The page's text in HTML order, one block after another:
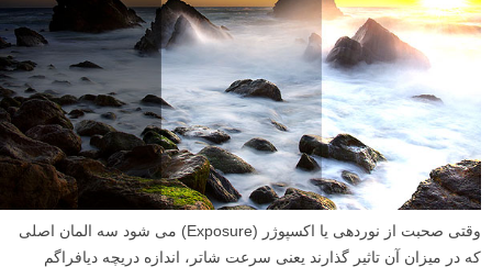
وقتی صحبت از نوردهی یا اکسپوژر (Exposure) می شود سه المان اصلی
که در میزان آن تاثیر گذارند یعنی سرعت شاتر، اندازه دریچه دیافراگم